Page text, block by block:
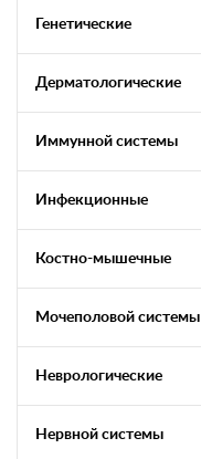
Генетические
Дерматологические
Иммунной системы
Инфекционные
Костно-мышечные
Мочеполовой системы
Неврологические
Нервной системы